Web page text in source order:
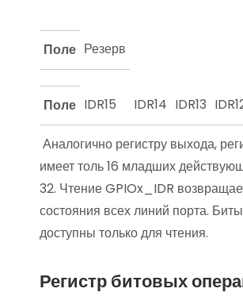
Поле Резерв
Поле IDR15 IDR14 IDR13
Аналогично регистру выхода,
имеет толь 16 младших
32. Чтение GPIOx_IDR
состояния всех линий порта.
доступны только для чтения.
Регистр битовых